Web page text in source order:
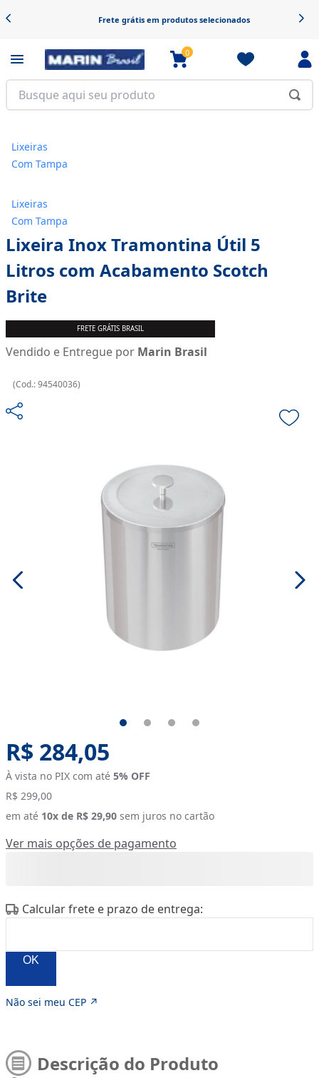
Frete grátis em produtos selecionados
0
Lixeiras
Com Tampa
Lixeiras
Com Tampa
Lixeira Inox Tramontina Útil 5
Litros com Acabamento Scotch
Brite
FRETE GRÁTIS BRASIL
Vendido e Entregue por Marin Brasil
(Cod.:94540036)
Original price:
R$ 284,05
À vista no PIX com até 5% OFF
R$ 299,00
em até 10x de R$ 29,90 sem juros no cartão
Ver mais opções de pagamento
Calcular frete e prazo de entrega:
OK
Não sei meu CEP ↗
Descrição do Produto